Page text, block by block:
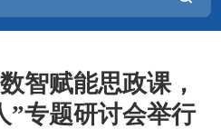
智赋能思政课，
”专题研讨会举行